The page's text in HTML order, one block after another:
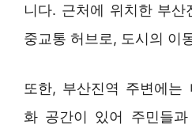
니다. 근처에 위치한 부
중교통 허브로, 도시의 이
또한, 부산진역 주변에는
화 공간이 있어 주민들